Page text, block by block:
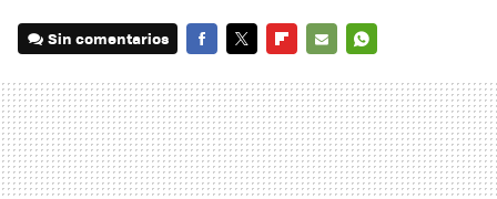
Sin comentarios
MAIL